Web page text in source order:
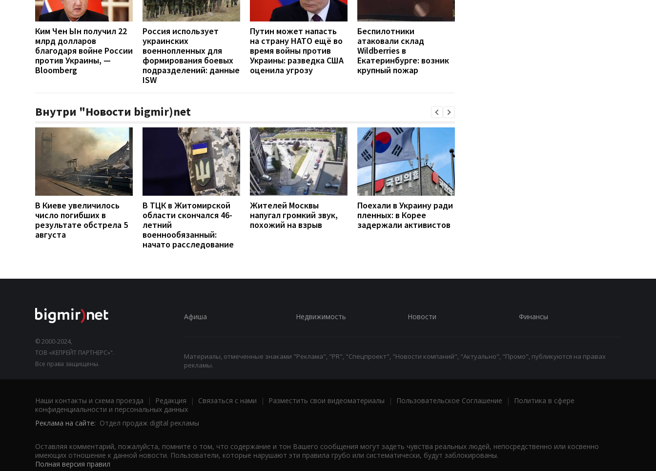
Ким Чен Ын получил 22
млрд долларов
благодаря войне России
против Украины, —
Bloomberg
Россия использует
украинских
военнопленных для
формирования боевых
подразделений: данные
ISW
Путин может напасть
на страну НАТО ещё во
время войны против
Украины: разведка США
оценила угрозу
Беспилотники
атаковали склад
Wildberries в
Екатеринбурге: возник
крупный пожар
Внутри "Новости bigmir)net
В Киеве увеличилось
число погибших в
результате обстрела 5
августа
В ТЦК в Житомирской
области скончался 46-
летний
военнообязанный:
начато расследование
Жителей Москвы
напугал громкий звук,
похожий на взрыв
Поехали в Украину ради
пленных: в Корее
задержали активистов
© 2000-2024,
ТОВ «КЕПРЕЙТ ПАРТНЕРС»".
Все права защищены.
Афиша Недвижимость Новости Финансы
Материалы, отмеченные знаками "Реклама", "PR", "Спецпроект", "Новости компаний", "Актуально", "Промо", публикуются на правах
рекламы.
Наши контакты и схема проезда | Редакция | Связаться с нами | Разместить свои видеоматериалы | Пользовательское Соглашение |
Политика в сфере
конфиденциальности и персональных данных
Реклама на сайте: Отдел продаж digital рекламы
Оставляя комментарий, пожалуйста, помните о том, что содержание и тон Вашего сообщения могут задеть чувства реальных людей, непосредственно или косвенно
имеющих отношение к данной новости. Пользователи, которые нарушают эти правила грубо или систематически, будут заблокированы.
Полная версия правил